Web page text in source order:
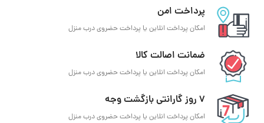
پرداخت امن
امکان پرداخت انلاین یا پرداخت حضروی درب منزل
ضمانت اصالت کالا
امکان پرداخت انلاین یا پرداخت حضروی درب منزل
7 روز گارانتی بازگشت وجه
امکان پرداخت انلاین یا پرداخت حضروی درب منزل